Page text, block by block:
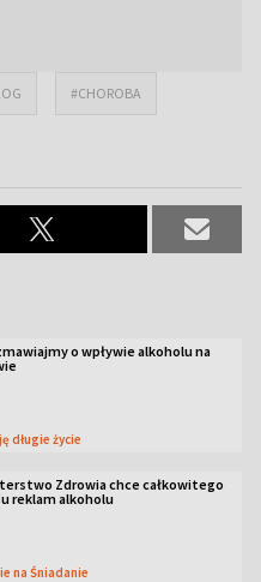
#CHOROBA
o wpływie alkoholu na
długie życie
Zdrowia chce całkowitego
reklam alkoholu
na Śniadanie